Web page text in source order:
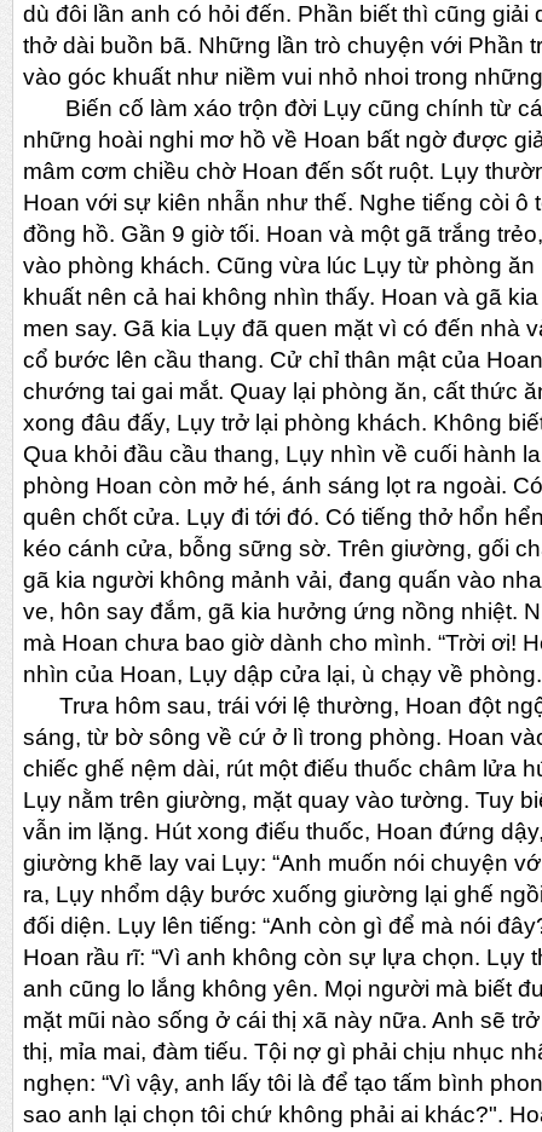
dù đôi lần anh có hỏi đến. Phần biết thì cũng
thở dài buồn bã. Những lần trò chuyện với Phần
vào góc khuất như niềm vui nhỏ nhoi trong
Biến cố làm xáo trộn đời Lụy cũng chính từ
những hoài nghi mơ hồ về Hoan bất ngờ được
mâm cơm chiều chờ Hoan đến sốt ruột. Lụy
Hoan với sự kiên nhẫn như thế. Nghe tiếng còi ô
đồng hồ. Gần 9 giờ tối. Hoan và một gã trắng
vào phòng khách. Cũng vừa lúc Lụy từ phòng
khuất nên cả hai không nhìn thấy. Hoan và gã
men say. Gã kia Lụy đã quen mặt vì có đến nhà
cổ bước lên cầu thang. Cử chỉ thân mật của
chướng tai gai mắt. Quay lại phòng ăn, cất thức
xong đâu đấy, Lụy trở lại phòng khách. Không
Qua khỏi đầu cầu thang, Lụy nhìn về cuối hành
phòng Hoan còn mở hé, ánh sáng lọt ra ngoài.
quên chốt cửa. Lụy đi tới đó. Có tiếng thở hổn
kéo cánh cửa, bỗng sững sờ. Trên giường, gối
gã kia người không mảnh vải, đang quấn vào
ve, hôn say đắm, gã kia hưởng ứng nồng nhiệt.
mà Hoan chưa bao giờ dành cho mình. “Trời ơi!
nhìn của Hoan, Lụy dập cửa lại, ù chạy về
Trưa hôm sau, trái với lệ thường, Hoan đột
sáng, từ bờ sông về cứ ở lì trong phòng. Hoan
chiếc ghế nệm dài, rút một điếu thuốc châm lửa
Lụy nằm trên giường, mặt quay vào tường. Tuy
vẫn im lặng. Hút xong điếu thuốc, Hoan đứng
giường khẽ lay vai Lụy: “Anh muốn nói chuyện
ra, Lụy nhổm dậy bước xuống giường lại ghế
đối diện. Lụy lên tiếng: “Anh còn gì để mà nói
Hoan rầu rĩ: “Vì anh không còn sự lựa chọn. Lụy
anh cũng lo lắng không yên. Mọi người mà biết
mặt mũi nào sống ở cái thị xã này nữa. Anh sẽ
thị, mỉa mai, đàm tiếu. Tội nợ gì phải chịu nhục
nghẹn: “Vì vậy, anh lấy tôi là để tạo tấm bình
sao anh lại chọn tôi chứ không phải ai khác?".